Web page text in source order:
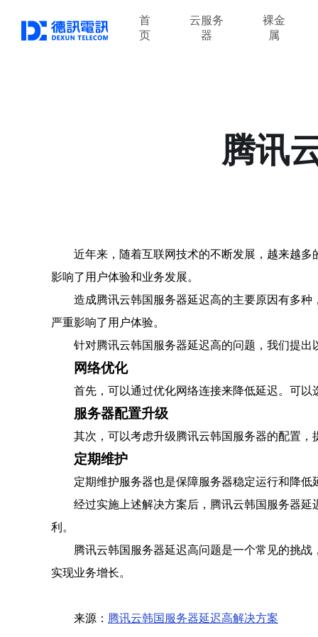
首
页
云服务
器
裸金
属
腾讯
近年来，随着互联网技术的不断发展，越来越
影响了用户体验和业务发展。
造成腾讯云韩国服务器延迟高的主要原因有多
严重影响了用户体验。
针对腾讯云韩国服务器延迟高的问题，我们提出
网络优化
首先，可以通过优化网络连接来降低延迟。可
服务器配置升级
其次，可以考虑升级腾讯云韩国服务器的配置
定期维护
定期维护服务器也是保障服务器稳定运行和降
经过实施上述解决方案后，腾讯云韩国服务器
利。
腾讯云韩国服务器延迟高问题是一个常见的挑
实现业务增长。
来源： 腾讯云韩国服务器延迟高解决方案